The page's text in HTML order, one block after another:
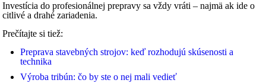
Investícia do profesionálnej prepravy sa vždy vráti – najmä ak ide o
citlivé a drahé zariadenia.
Prečítajte si tiež:
Preprava stavebných strojov: keď rozhodujú skúsenosti a
technika
Výroba tribún: čo by ste o nej mali vedieť